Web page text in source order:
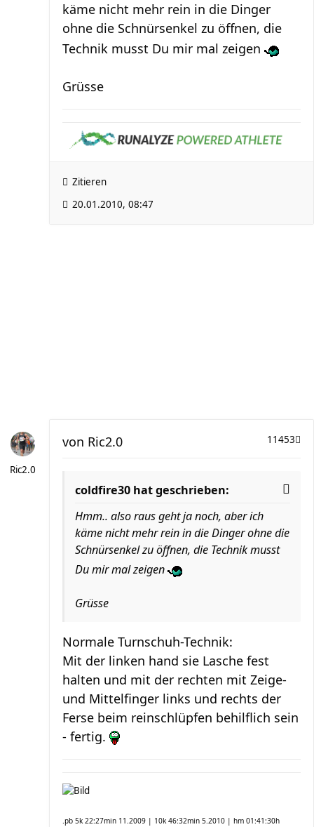
käme nicht mehr rein in die Dinger
ohne die Schnürsenkel zu öffnen, die
Technik musst Du mir mal zeigen
Grüsse
Zitieren
20.01.2010, 08:47
Ric2.0
11453
von Ric2.0
coldfire30 hat geschrieben:
Hmm.. also raus geht ja noch, aber ich
käme nicht mehr rein in die Dinger ohne die
Schnürsenkel zu öffnen, die Technik musst
Du mir mal zeigen
Grüsse
Normale Turnschuh-Technik:
Mit der linken hand sie Lasche fest
halten und mit der rechten mit Zeige-
und Mittelfinger links und rechts der
Ferse beim reinschlüpfen behilflich sein
- fertig.
.pb 5k 22:27min 11.2009 | 10k 46:32min 5.2010 | hm 01:41:30h